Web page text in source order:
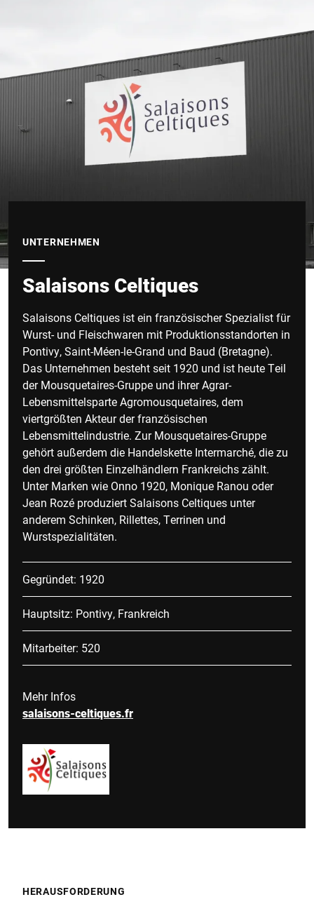
UNTERNEHMEN
Salaisons Celtiques
Salaisons Celtiques ist ein französischer Spezialist für
Wurst- und Fleischwaren mit Produktionsstandorten in
Pontivy, Saint-Méen-le-Grand und Baud (Bretagne).
Das Unternehmen besteht seit 1920 und ist heute Teil
der Mousquetaires-Gruppe und ihrer Agrar-
Lebensmittelsparte Agromousquetaires, dem
viertgrößten Akteur der französischen
Lebensmittelindustrie. Zur Mousquetaires-Gruppe
gehört außerdem die Handelskette Intermarché, die zu
den drei größten Einzelhändlern Frankreichs zählt.
Unter Marken wie Onno 1920, Monique Ranou oder
Jean Rozé produziert Salaisons Celtiques unter
anderem Schinken, Rillettes, Terrinen und
Wurstspezialitäten.
Gegründet: 1920
Hauptsitz: Pontivy, Frankreich
Mitarbeiter: 520
Mehr Infos
salaisons-celtiques.fr
HERAUSFORDERUNG